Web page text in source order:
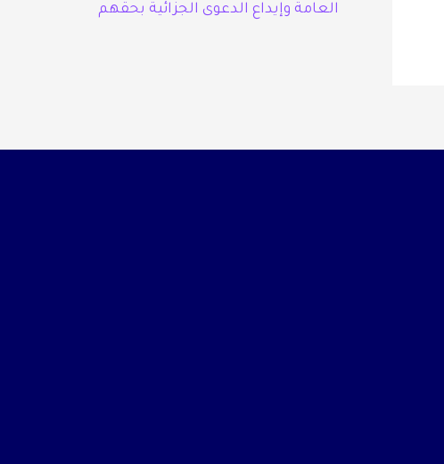
العامة وإيداع الدعوى الجزائية بحقهم